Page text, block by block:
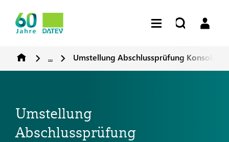
... Umstellung Abschlussprüfung
Umstellung
Abschlussprüfung